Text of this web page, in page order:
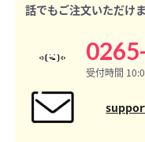
話でもご注文いただけ
受付時間